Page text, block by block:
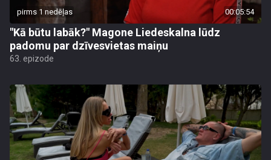
pirms 1 nedēļas 00:05:54
"Kā būtu labāk?" Magone Liedeskalna lūdz
padomu par dzīvesvietas maiņu
63. epizode